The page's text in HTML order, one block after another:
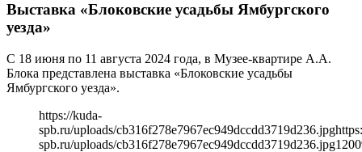
Выставка «Блоковские усадьбы Ямбургского
уезда»
С 18 июня по 11 августа 2024 года, в Музее-квартире А.А.
Блока представлена выставка «Блоковские усадьбы
Ямбургского уезда».
https://kuda-
spb.ru/uploads/cb316f278e7967ec949dccdd3719d236.jpg
spb.ru/uploads/cb316f278e7967ec949dccdd3719d236.jpg1200